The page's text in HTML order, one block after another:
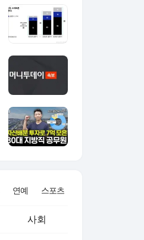
연예 스포츠
사회